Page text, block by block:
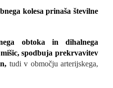
kolesa prinaša številne
obtoka in dihalnega
spodbuja prekrvavitev
tudi v območju arterijskega,